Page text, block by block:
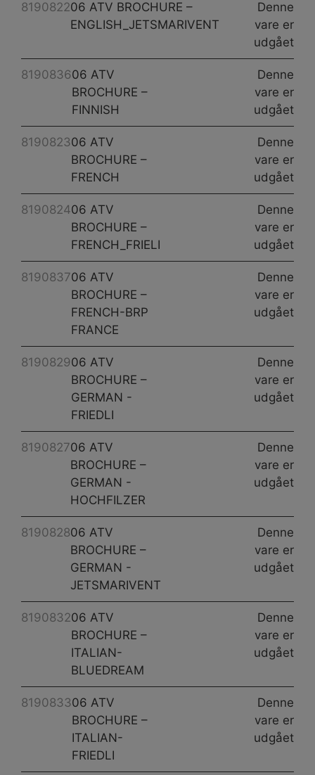
Denne
vare er
udgået
819082206 ATV BROCHURE –
ENGLISH_JETSMARIVENT
Denne
vare er
udgået
819083606 ATV
BROCHURE –
FINNISH
Denne
vare er
udgået
819082306 ATV
BROCHURE –
FRENCH
Denne
vare er
udgået
819082406 ATV
BROCHURE –
FRENCH_FRIELI
Denne
vare er
udgået
819083706 ATV
BROCHURE –
FRENCH-BRP
FRANCE
Denne
vare er
udgået
819082906 ATV
BROCHURE –
GERMAN -
FRIEDLI
Denne
vare er
udgået
819082706 ATV
BROCHURE –
GERMAN -
HOCHFILZER
Denne
vare er
udgået
819082806 ATV
BROCHURE –
GERMAN -
JETSMARIVENT
Denne
vare er
udgået
819083206 ATV
BROCHURE –
ITALIAN-
BLUEDREAM
Denne
vare er
udgået
819083306 ATV
BROCHURE –
ITALIAN-
FRIEDLI